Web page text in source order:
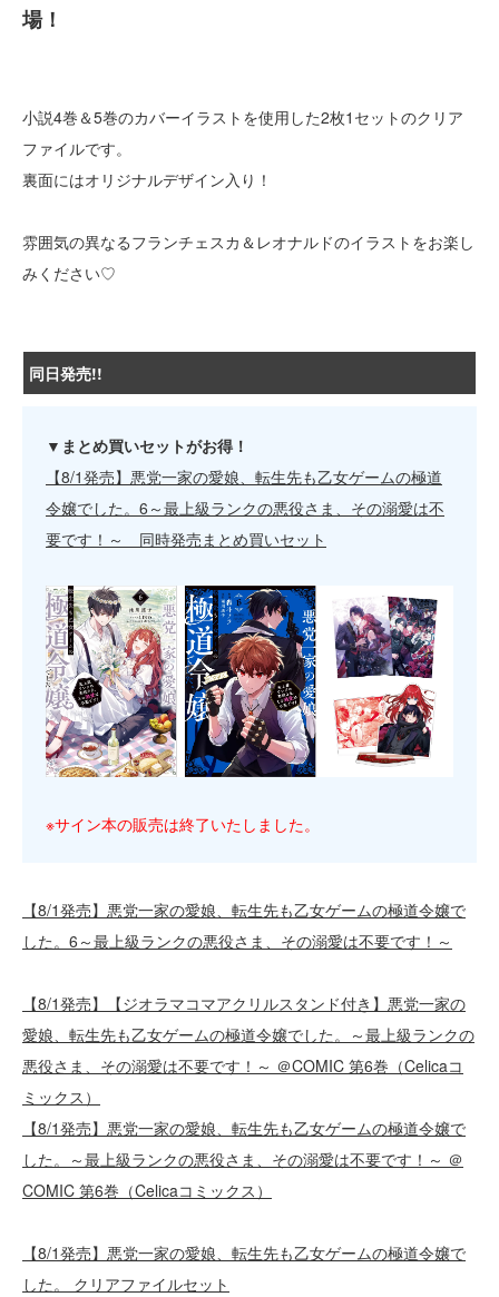
場！
小説4巻＆5巻のカバーイラストを使用した2枚1セットのクリア
ファイルです。
裏面にはオリジナルデザイン入り！
雰囲気の異なるフランチェスカ＆レオナルドのイラストをお楽し
みください♡
同日発売!!
▼まとめ買いセットがお得！
【8/1発売】悪党一家の愛娘、転生先も乙女ゲームの極道
令嬢でした。6～最上級ランクの悪役さま、その溺愛は不
要です！～ 同時発売まとめ買いセット
※サイン本の販売は終了いたしました。
【8/1発売】悪党一家の愛娘、転生先も乙女ゲームの極道令嬢で
した。6～最上級ランクの悪役さま、その溺愛は不要です！～
【8/1発売】【ジオラマコマアクリルスタンド付き】悪党一家の
愛娘、転生先も乙女ゲームの極道令嬢でした。～最上級ランクの
悪役さま、その溺愛は不要です！～ ＠COMIC 第6巻（Celicaコ
ミックス）
【8/1発売】悪党一家の愛娘、転生先も乙女ゲームの極道令嬢で
した。～最上級ランクの悪役さま、その溺愛は不要です！～ ＠
COMIC 第6巻（Celicaコミックス）
【8/1発売】悪党一家の愛娘、転生先も乙女ゲームの極道令嬢で
した。 クリアファイルセット